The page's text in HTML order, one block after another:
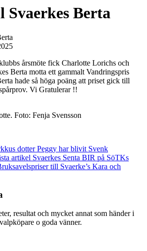
Berta
årsmöte fick Charlotte Lorichs och
Berta motta ett gammalt Vandringspris
hade så höga poäng att priset gick till
Vi Gratulerar !!
Foto: Fenja Svensson
dotter Peggy har blivit Svenk
artikel Svaerkes Senta BIR på SöTKs
till Svaerke’s Kara och
resultat och mycket annat som händer i
o goda vänner.